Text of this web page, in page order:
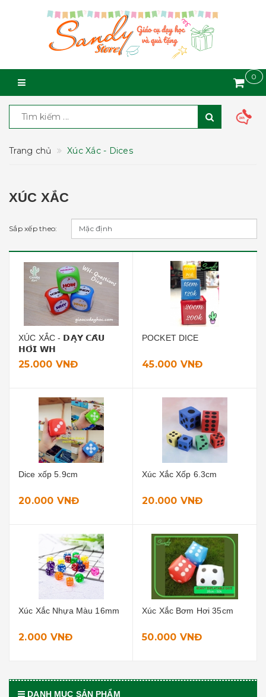
0
Trang chủ Xúc Xắc - Dices
XÚC XẮC
Sắp xếp theo:
XÚC XẮC - 𝗗𝗔̣𝗬 𝗖𝗔̂𝗨
𝗛𝗢̉𝗜 𝗪𝗛
25.000 VNĐ
POCKET DICE
45.000 VNĐ
Dice xốp 5.9cm
20.000 VNĐ
Xúc Xắc Xốp 6.3cm
20.000 VNĐ
Xúc Xắc Nhựa Màu 16mm
2.000 VNĐ
Xúc Xắc Bơm Hơi 35cm
50.000 VNĐ
DANH MỤC SẢN PHẨM